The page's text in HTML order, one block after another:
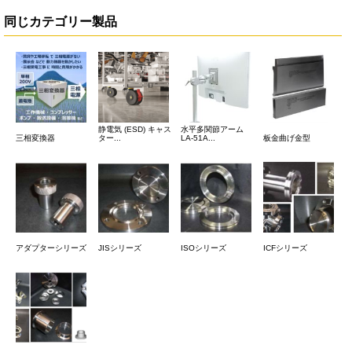
同じカテゴリー製品
三相変換器
静電気 (ESD) キャス
ター...
水平多関節アーム
LA-51A...
板金曲げ金型
アダプターシリーズ JISシリーズ ISOシリーズ ICFシリーズ